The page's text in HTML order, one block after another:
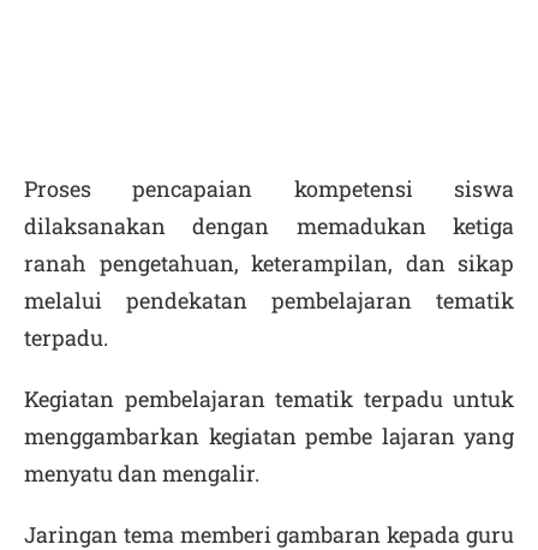
Proses pencapaian kompetensi siswa
dilaksanakan dengan memadukan ketiga
ranah pengetahuan, keterampilan, dan sikap
melalui pendekatan pembelajaran tematik
terpadu.
Kegiatan pembelajaran tematik terpadu untuk
menggambarkan kegiatan pembe lajaran yang
menyatu dan mengalir.
Jaringan tema memberi gambaran kepada guru